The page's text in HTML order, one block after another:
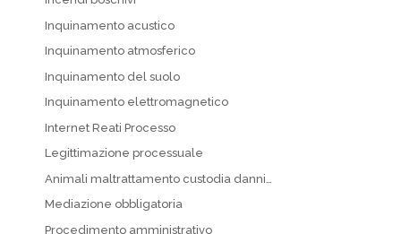
Inquinamento acustico
Inquinamento atmosferico
Inquinamento del suolo
Inquinamento elettromagnetico
Internet Reati Processo
Legittimazione processuale
Animali maltrattamento custodia danni…
Mediazione obbligatoria
Procedimento amministrativo